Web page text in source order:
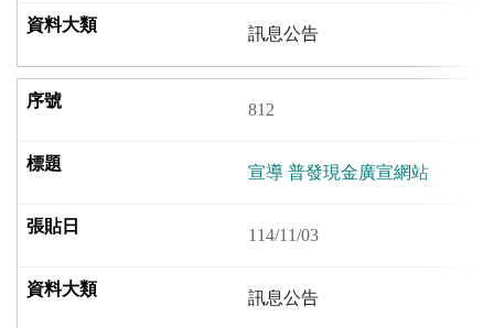
訊息公告
812
宣導 普發現金廣宣網站
114/11/03
訊息公告